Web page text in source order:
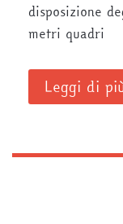
disposizione
metri quadri
Leggi di